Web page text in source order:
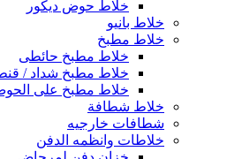
خلاط حوض ديكور
خلاط بانيو
خلاط مطبخ
خلاط مطبخ حائطى
خلاط مطبخ شداد /
خلاط مطبخ على
خلاط شطافة
شطافات خارجيه
خلاطات وانظمه الدفن